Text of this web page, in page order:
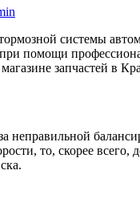
помощи
магазине запчастей в
неправильной
то, скорее